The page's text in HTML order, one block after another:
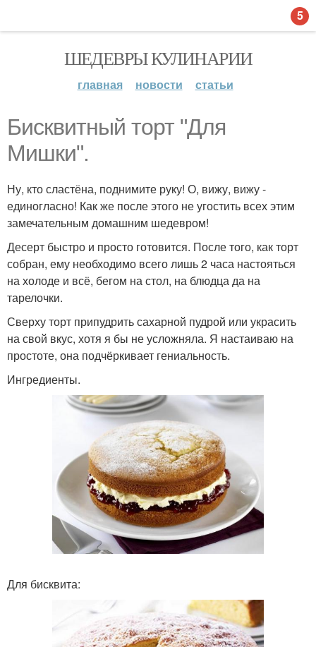
ШЕДЕВРЫ КУЛИНАРИИ
главная новости статьи
Бисквитный торт "Для
Мишки".
Ну, кто сластёна, поднимите руку! О, вижу, вижу -
единогласно! Как же после этого не угостить всех этим
замечательным домашним шедевром!
Десерт быстро и просто готовится. После того, как торт
собран, ему необходимо всего лишь 2 часа настояться
на холоде и всё, бегом на стол, на блюдца да на
тарелочки.
Сверху торт припудрить сахарной пудрой или украсить
на свой вкус, хотя я бы не усложняла. Я настаиваю на
простоте, она подчёркивает гениальность.
Ингредиенты.
Для бисквита:
5